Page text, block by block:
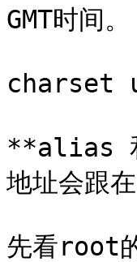
GMT时间
charset
**alias
地址会跟
先看